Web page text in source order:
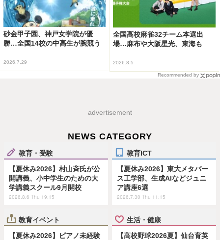
砂金甲子園、神戸女学院が優
勝…全国14校の中高生が腕競う
2026.7.29
全国高校麻雀32チーム本選出
場…麻布や大阪星光、東海も
2026.8.5
Recommended by
advertisement
NEWS CATEGORY
教育・受験
【夏休み2026】村山斉氏が公
開講義、小中学生のための大
学講義スクール9月開校
2026.8.6 Thu 19:15
教育ICT
【夏休み2026】東大メタバー
ス工学部、生成AIなどジュニ
ア講座6選
2026.7.30 Thu 11:15
教育イベント
【夏休み2026】ピアノ未経験
生活・健康
【高校野球2026夏】仙台育英